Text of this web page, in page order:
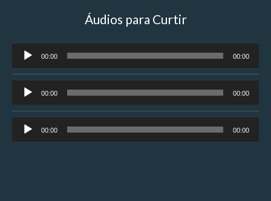
Áudios para Curtir
Tocador
de
áudio
00:00 00:00
Tocador
de
áudio
00:00 00:00
Tocador
de
00:00 00:00